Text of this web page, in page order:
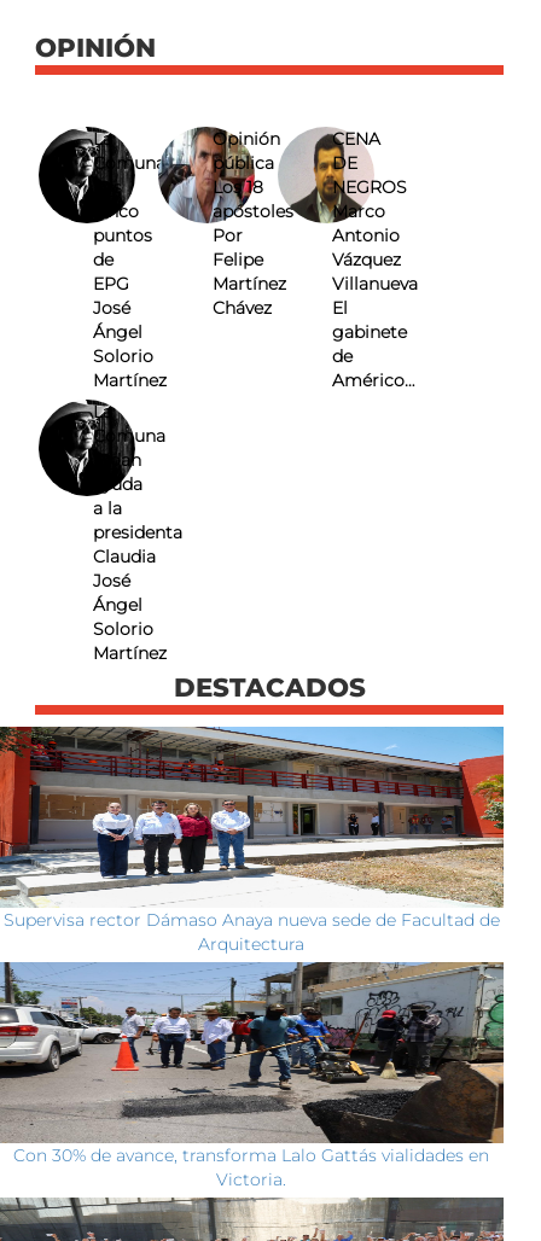
OPINIÓN
La
Comuna
Los
cinco
puntos
de
EPG
José
Ángel
Solorio
Martínez
Opinión
pública
Los 18
apóstoles
Por
Felipe
Martínez
Chávez
CENA
DE
NEGROS
Marco
Antonio
Vázquez
Villanueva
El
gabinete
de
Américo…
La
Comuna
Pidan
ayuda
a la
presidenta
Claudia
José
Ángel
Solorio
Martínez
DESTACADOS
Supervisa rector Dámaso Anaya nueva sede de Facultad de
Arquitectura
Con 30% de avance, transforma Lalo Gattás vialidades en
Victoria.